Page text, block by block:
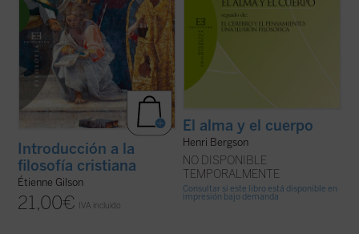
Introducción a la
filosofía cristiana
Étienne Gilson
21,00€ IVA incluido
El alma y el cuerpo
Henri Bergson
NO DISPONIBLE
TEMPORALMENTE
Consultar si este libro está disponible en
impresión bajo demanda